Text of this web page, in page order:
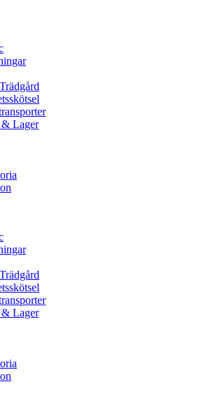
Lager
Lager